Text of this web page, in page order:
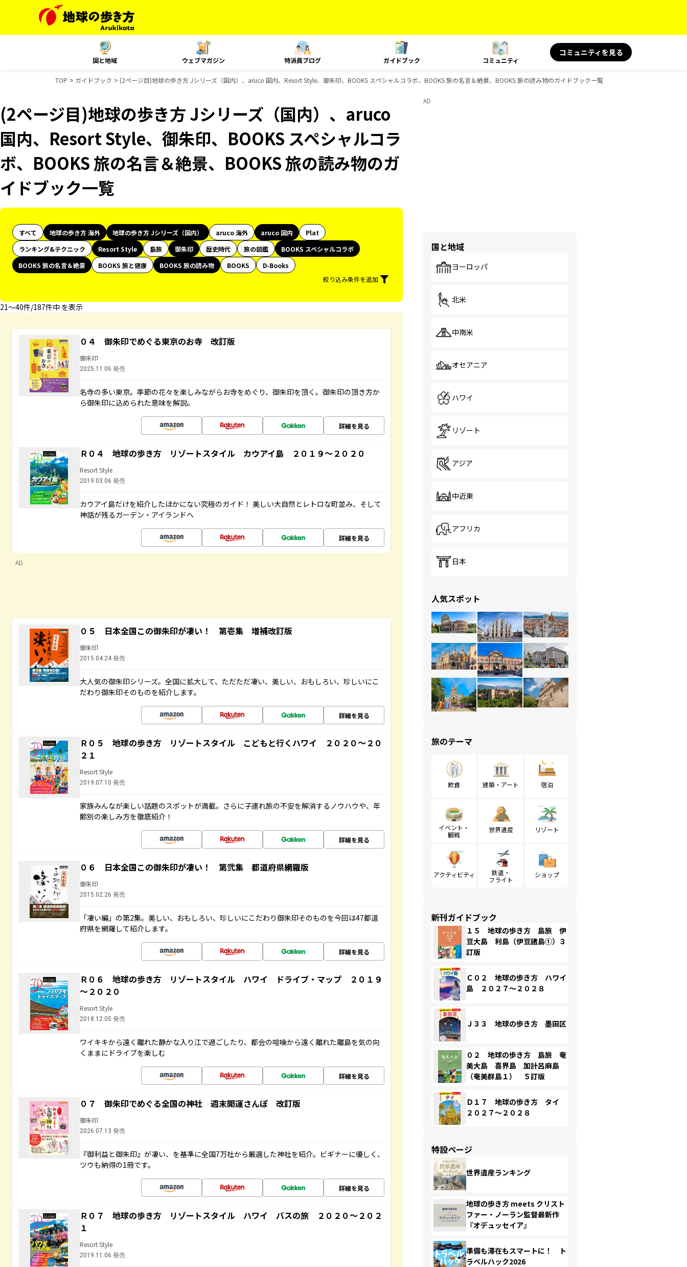
国と地域 ウェブマガジン 特派員ブログ ガイドブック コミュニティ
コミュニティを見る
TOP ガイドブック (2ページ目)地球の歩き方 Jシリーズ（国内）、aruco 国内、Resort Style、御朱印、BOOKS スペシャルコラボ、BOOKS 旅の名言＆絶景、BOOKS 旅の読み物のガイドブック一覧
(2ページ目)地球の歩き方 Jシリーズ（国内）、aruco
国内、Resort Style、御朱印、BOOKS スペシャルコラ
ボ、BOOKS 旅の名言＆絶景、BOOKS 旅の読み物のガ
イドブック一覧
すべて 地球の歩き方 海外 地球の歩き方 Jシリーズ（国内） aruco 海外 aruco 国内
Plat
ランキング&テクニック
Resort Style 島旅 御朱印 歴史時代 旅の図鑑
BOOKS スペシャルコラボ
BOOKS 旅の名言＆絶景
BOOKS 旅と健康 BOOKS 旅の読み物 BOOKS
D-Books
絞り込み条件を追加
21〜40件/187件中 を表示
０４ 御朱印でめぐる東京のお寺 改訂版
御朱印
2025.11.06 発売
名寺の多い東京。季節の花々を楽しみながらお寺をめぐり、御朱印を頂く。御朱印の頂き方か
ら御朱印に込められた意味を解説。
詳細を見る
Ｒ０４ 地球の歩き方 リゾートスタイル カウアイ島 ２０１９～２０２０
Resort Style
2019.03.06 発売
カウアイ島だけを紹介したほかにない究極のガイド！ 美しい大自然とレトロな町並み、そして
神話が残るガーデン・アイランドへ
詳細を見る
AD
０５ 日本全国この御朱印が凄い！ 第壱集 増補改訂版
御朱印
2015.04.24 発売
大人気の御朱印シリーズ。全国に拡大して、ただただ凄い、美しい、おもしろい、珍しいにこ
だわり御朱印そのものを紹介します。
詳細を見る
Ｒ０５ 地球の歩き方 リゾートスタイル こどもと行くハワイ ２０２０～２０
２１
Resort Style
2019.07.10 発売
家族みんなが楽しい話題のスポットが満載。さらに子連れ旅の不安を解消するノウハウや、年
齢別の楽しみ方を徹底紹介！
詳細を見る
０６ 日本全国この御朱印が凄い！ 第弐集 都道府県網羅版
御朱印
2015.02.26 発売
「凄い編」の第2集。美しい、おもしろい、珍しいにこだわり御朱印そのものを今回は47都道
府県を網羅して紹介します。
詳細を見る
Ｒ０６ 地球の歩き方 リゾートスタイル ハワイ ドライブ・マップ ２０１９
～２０２０
Resort Style
2018.12.05 発売
ワイキキから遠く離れた静かな入り江で過ごしたり、都会の喧噪から遠く離れた離島を気の向
くままにドライブを楽しむ
詳細を見る
０７ 御朱印でめぐる全国の神社 週末開運さんぽ 改訂版
御朱印
2026.07.13 発売
『御利益と御朱印』が凄い、を基準に全国7万社から厳選した神社を紹介。ビギナーに優しく、
ツウも納得の1冊です。
詳細を見る
Ｒ０７ 地球の歩き方 リゾートスタイル ハワイ バスの旅 ２０２０～２０２
１
Resort Style
2019.11.06 発売
AD
国と地域
ヨーロッパ
北米
中南米
オセアニア
ハワイ
リゾート
アジア
中近東
アフリカ
日本
人気スポット
旅のテーマ
飲食 建築・アート 宿泊
イベント・
観戦
世界遺産 リゾート
アクティビティ
鉄道・
フライト
ショップ
新刊ガイドブック
１５ 地球の歩き方 島旅 伊
豆大島 利島（伊豆諸島①）３
訂版
Ｃ０２ 地球の歩き方 ハワイ
島 ２０２７～２０２８
Ｊ３３ 地球の歩き方 墨田区
０２ 地球の歩き方 島旅 奄
美大島 喜界島 加計呂麻島
（奄美群島１） ５訂版
Ｄ１７ 地球の歩き方 タイ
２０２７～２０２８
特設ページ
世界遺産ランキング
地球の歩き方 meets クリスト
ファー・ノーラン監督最新作
『オデュッセイア』
準備も滞在もスマートに！ ト
ラベルハック2026